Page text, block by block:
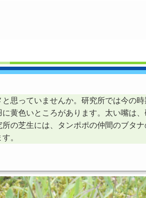
思っていませんか。研究所では今の
黄色いところがあります。太い嘴は
の芝生には、タンポポの仲間のブタ
。